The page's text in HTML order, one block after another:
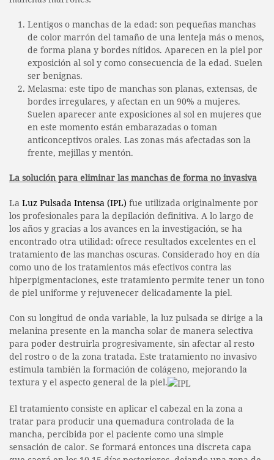
Lentigos o manchas de la edad: son pequeñas manchas
de color marrón del tamaño de una lenteja más o menos,
de forma plana y bordes nítidos. Aparecen en la piel por
exposición al sol y como consecuencia de la edad. Suelen
ser benignas.
Melasma: este tipo de manchas son planas, extensas, de
bordes irregulares, y afectan en un 90% a mujeres.
Suelen aparecer ante exposiciones al sol en mujeres que
en este momento están embarazadas o toman
anticonceptivos orales. Las zonas más afectadas son la
frente, mejillas y mentón.
La solución para eliminar las manchas de forma no invasiva
La Luz Pulsada Intensa (IPL) fue utilizada originalmente por
los profesionales para la depilación definitiva. A lo largo de
los años y gracias a los avances en la investigación, se ha
encontrado otra utilidad: ofrece resultados excelentes en el
tratamiento de las manchas oscuras. Considerado hoy en día
como uno de los tratamientos más efectivos contra las
hiperpigmentaciones, este tratamiento permite tener un tono
de piel uniforme y rejuvenecer delicadamente la piel.
Con su longitud de onda variable, la luz pulsada se dirige a la
melanina presente en la mancha solar de manera selectiva
para poder destruirla progresivamente, sin afectar al resto
del rostro o de la zona tratada. Este tratamiento no invasivo
estimula también la formación de colágeno, mejorando la
textura y el aspecto general de la piel.
El tratamiento consiste en aplicar el cabezal en la zona a
tratar para producir una quemadura controlada de la
mancha, percibida por el paciente como una simple
sensación de calor. Se formará entonces una discreta capa